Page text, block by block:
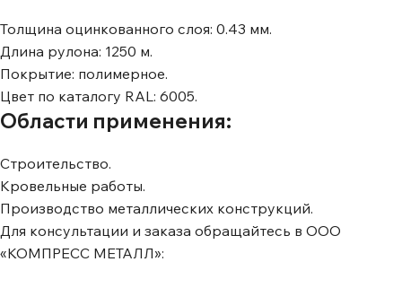
Толщина оцинкованного слоя: 0.43 мм.
Длина рулона: 1250 м.
Покрытие: полимерное.
Цвет по каталогу RAL: 6005.
Области применения:
Строительство.
Кровельные работы.
Производство металлических конструкций.
Для консультации и заказа обращайтесь в ООО
«КОМПРЕСС МЕТАЛЛ»: